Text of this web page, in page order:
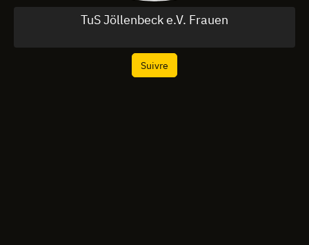
TuS Jöllenbeck e.V. Frauen
Suivre